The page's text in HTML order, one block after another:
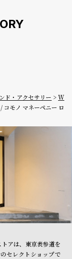
ド・アクセサリー
W
モノ マネーペニー ロ
アは、東京表参道を
セレクトショップで